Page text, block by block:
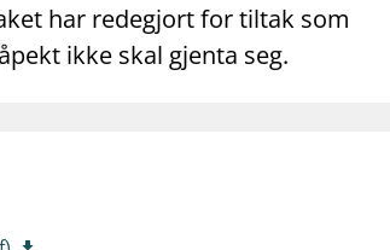
har redegjort for tiltak som
ikke skal gjenta seg.